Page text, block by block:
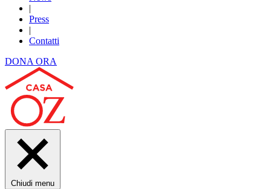
|
Press
|
Contatti
DONA ORA
Chiudi menu